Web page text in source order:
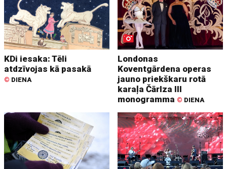
KDi iesaka: Tēli
atdzīvojas kā pasakā
© DIENA
Londonas
Koventgārdena operas
jauno priekškaru rotā
karaļa Čārlza III
monogramma © DIENA